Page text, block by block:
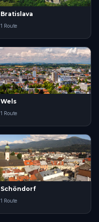
Bratislava
1 Route
Wels
1 Route
Schöndorf
1 Route